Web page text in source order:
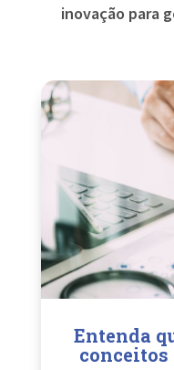
inovação para
Entenda